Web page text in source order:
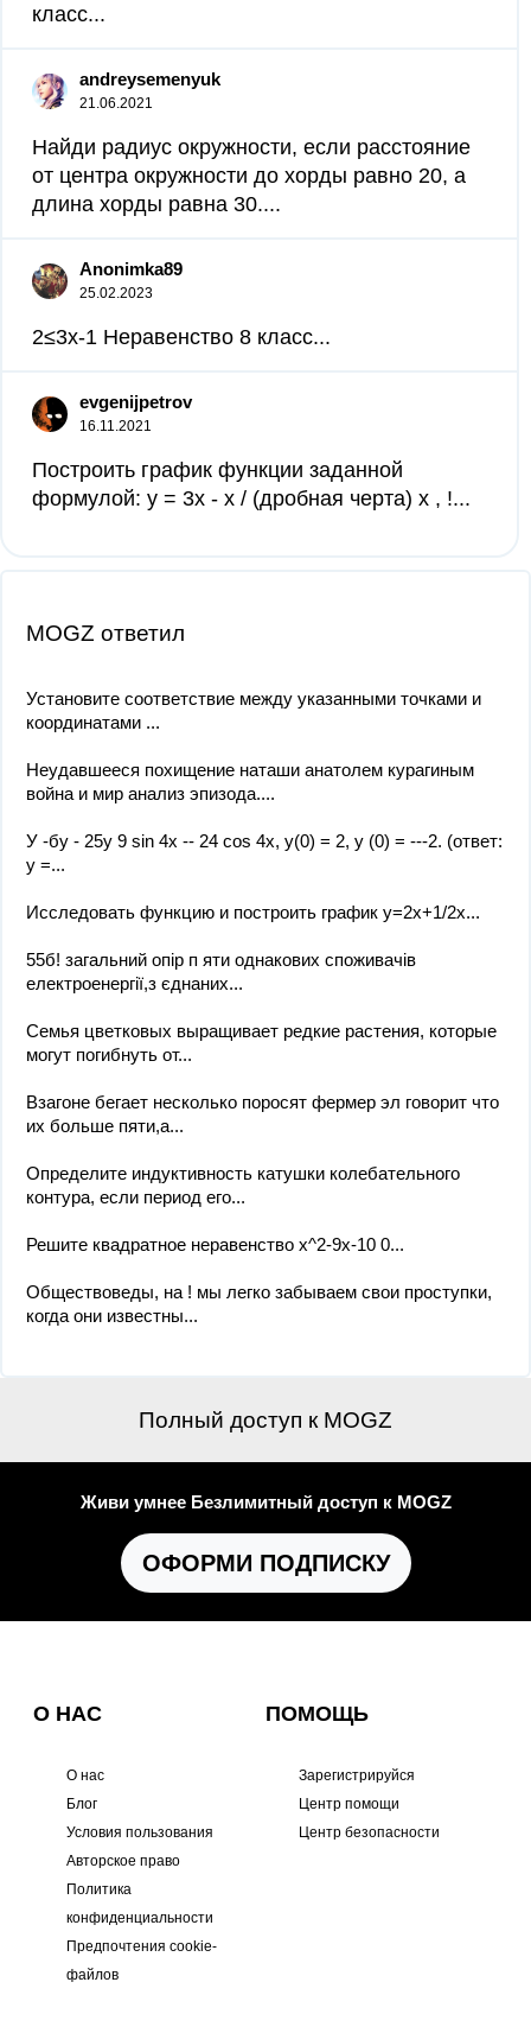
класс...
andreysemenyuk
21.06.2021
Найди радиус окружности, если расстояние
от центра окружности до хорды равно 20, а
длина хорды равна 30....
Anonimka89
25.02.2023
2≤3x-1 Неравенство 8 класс...
evgenijpetrov
16.11.2021
Построить график функции заданной
формулой: y = 3x - x / (дробная черта) x , !...
MOGZ ответил
Установите соответствие между указанными точками и
координатами ​...
Неудавшееся похищение наташи анатолем курагиным
война и мир анализ эпизода....
У -бу - 25y 9 sin 4x -- 24 cos 4x, y(0) = 2, y (0) = ---2. (ответ:
у =...
Исследовать функцию и построить график y=2x+1/2x...
55б! загальний опір п яти однакових споживачів
електроенергії,з єднаних...
Семья цветковых выращивает редкие растения, которые
могут погибнуть от...
Взагоне бегает несколько поросят фермер эл говорит что
их больше пяти,а...
Определите индуктивность катушки колебательного
контура, если период его...
Решите квадратное неравенство x^2-9x-10 0...
Обществоведы, на ! мы легко забываем свои проступки,
когда они известны...
Полный доступ к MOGZ
Живи умнее Безлимитный доступ к MOGZ
ОФОРМИ ПОДПИСКУ
О НАС
О нас
Блог
Условия пользования
Авторское право
Политика
конфиденциальности
Предпочтения cookie-
файлов
ПОМОЩЬ
Зарегистрируйся
Центр помощи
Центр безопасности